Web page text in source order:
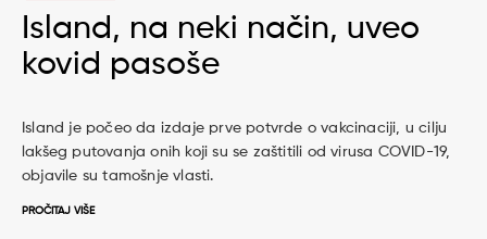
Island, na neki način, uveo
kovid pasoše
Island je počeo da izdaje prve potvrde o vakcinaciji, u cilju
lakšeg putovanja onih koji su se zaštitili od virusa COVID-19,
objavile su tamošnje vlasti.
PROČITAJ VIŠE